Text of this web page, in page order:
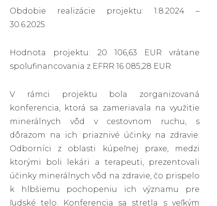
Obdobie realizácie projektu: 1.8.2024 –
30.6.2025
Hodnota projektu: 20 106,63 EUR vrátane
spolufinancovania z EFRR 16 085,28 EUR
V rámci projektu bola zorganizovaná
konferencia, ktorá sa zameriavala na využitie
minerálnych vôd v cestovnom ruchu, s
dôrazom na ich priaznivé účinky na zdravie.
Odborníci z oblasti kúpeľnej praxe, medzi
ktorými boli lekári a terapeuti, prezentovali
účinky minerálnych vôd na zdravie, čo prispelo
k hlbšiemu pochopeniu ich významu pre
ľudské telo. Konferencia sa stretla s veľkým